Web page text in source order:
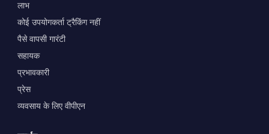
लाभ
कोई उपयोगकर्ता ट्रैकिंग नहीं
पैसे वापसी गारंटी
सहायक
प्रभावकारी
प्रेस
व्यवसाय के लिए वीपीएन